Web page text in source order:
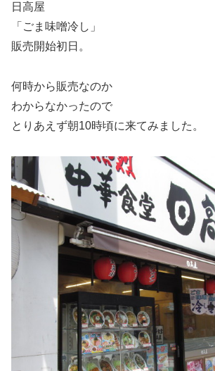
日高屋
「ごま味噌冷し」
販売開始初日。
何時から販売なのか
わからなかったので
とりあえず朝10時頃に来てみました。